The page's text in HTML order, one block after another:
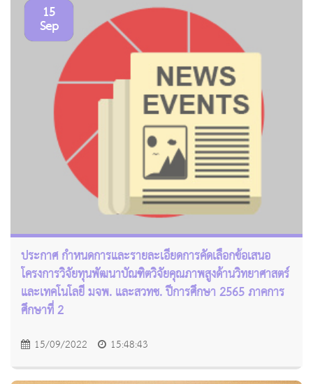
15
Sep
ประกาศ กำหนดการและรายละเอียดการคัดเลือกข้อเสนอ
โครงการวิจัยทุนพัฒนาบัณฑิตวิจัยคุณภาพสูงด้านวิทยาศาสตร์
และเทคโนโลยี มจพ. และสวทช. ปีการศึกษา 2565 ภาคการ
ศึกษาที่ 2
15/09/2022 15:48:43